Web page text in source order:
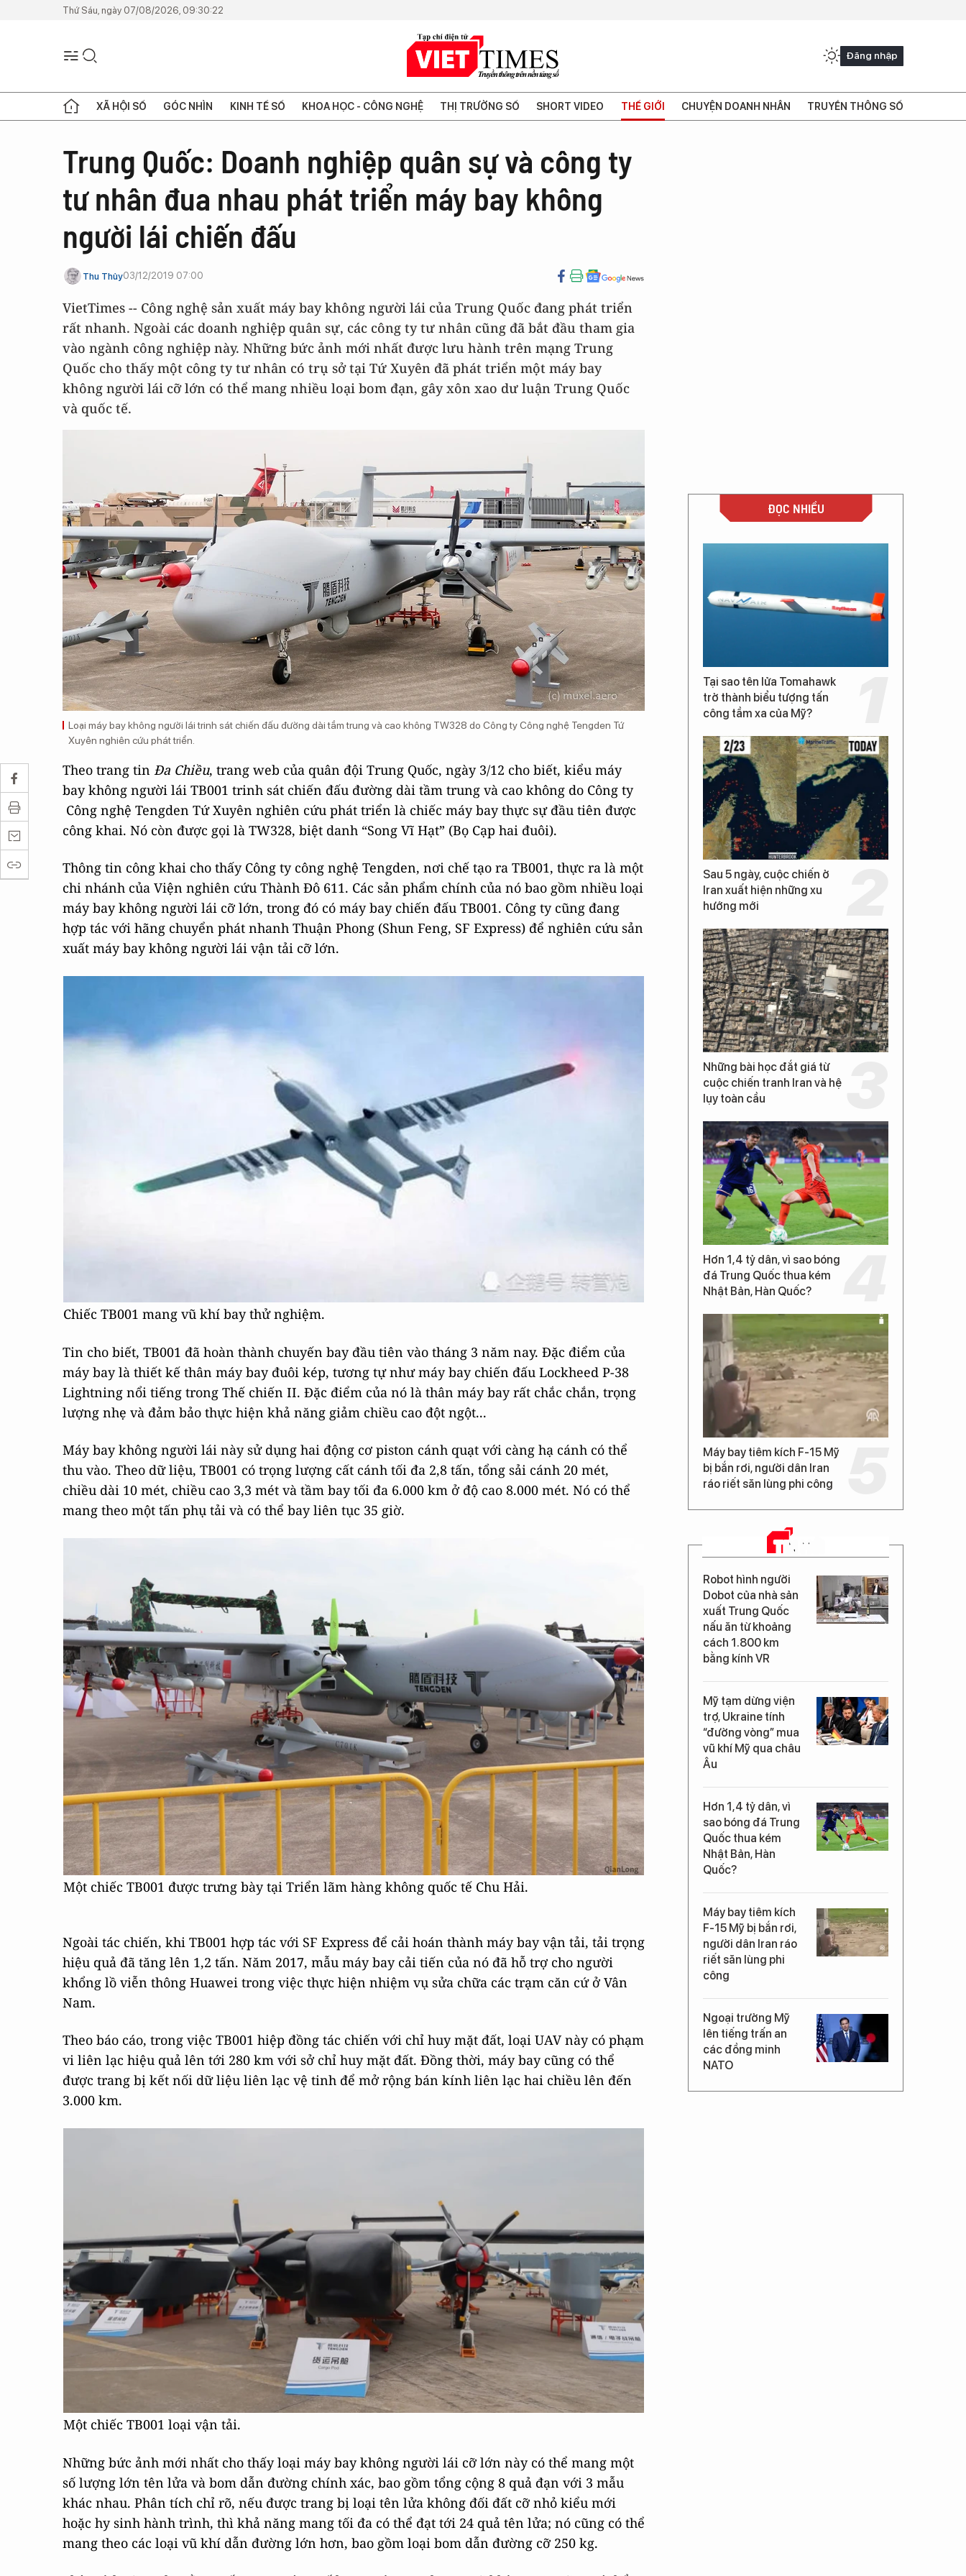
Thứ Sáu, ngày 07/08/2026, 09:30:22
Đăng nhập
XÃ HỘI SỐ GÓC NHÌN KINH TẾ SỐ KHOA HỌC - CÔNG NGHỆ THỊ TRƯỜNG SỐ SHORT VIDEO THẾ GIỚI CHUYỆN DOANH NHÂN TRUYỀN THÔNG SỐ
Trung Quốc: Doanh nghiệp quân sự và công ty
tư nhân đua nhau phát triển máy bay không
người lái chiến đấu
Thu Thủy03/12/2019 07:00
VietTimes -- Công nghệ sản xuất máy bay không người lái của Trung Quốc đang phát triển
rất nhanh. Ngoài các doanh nghiệp quân sự, các công ty tư nhân cũng đã bắt đầu tham gia
vào ngành công nghiệp này. Những bức ảnh mới nhất được lưu hành trên mạng Trung
Quốc cho thấy một công ty tư nhân có trụ sở tại Tứ Xuyên đã phát triển một máy bay
không người lái cỡ lớn có thể mang nhiều loại bom đạn, gây xôn xao dư luận Trung Quốc
và quốc tế.
Loại máy bay không người lái trinh sát chiến đấu đường dài tầm trung và cao không TW328 do Công ty Công nghệ Tengden Tứ
Xuyên nghiên cứu phát triển.
Theo trang tin Đa Chiều, trang web của quân đội Trung Quốc, ngày 3/12 cho biết, kiểu máy
bay không người lái TB001 trinh sát chiến đấu đường dài tầm trung và cao không do Công ty
Công nghệ Tengden Tứ Xuyên nghiên cứu phát triển là chiếc máy bay thực sự đầu tiên được
công khai. Nó còn được gọi là TW328, biệt danh “Song Vĩ Hạt” (Bọ Cạp hai đuôi).
Thông tin công khai cho thấy Công ty công nghệ Tengden, nơi chế tạo ra TB001, thực ra là một
chi nhánh của Viện nghiên cứu Thành Đô 611. Các sản phẩm chính của nó bao gồm nhiều loại
máy bay không người lái cỡ lớn, trong đó có máy bay chiến đấu TB001. Công ty cũng đang
hợp tác với hãng chuyển phát nhanh Thuận Phong (Shun Feng, SF Express) để nghiên cứu sản
xuất máy bay không người lái vận tải cỡ lớn.
Chiếc TB001 mang vũ khí bay thử nghiệm.
Tin cho biết, TB001 đã hoàn thành chuyến bay đầu tiên vào tháng 3 năm nay. Đặc điểm của
máy bay là thiết kế thân máy bay đuôi kép, tương tự như máy bay chiến đấu Lockheed P-38
Lightning nổi tiếng trong Thế chiến II. Đặc điểm của nó là thân máy bay rất chắc chắn, trọng
lượng nhẹ và đảm bảo thực hiện khả năng giảm chiều cao đột ngột...
Máy bay không người lái này sử dụng hai động cơ piston cánh quạt với càng hạ cánh có thể
thu vào. Theo dữ liệu, TB001 có trọng lượng cất cánh tối đa 2,8 tấn, tổng sải cánh 20 mét,
chiều dài 10 mét, chiều cao 3,3 mét và tầm bay tối đa 6.000 km ở độ cao 8.000 mét. Nó có thể
mang theo một tấn phụ tải và có thể bay liên tục 35 giờ.
Một chiếc TB001 được trưng bày tại Triển lãm hàng không quốc tế Chu Hải.
Ngoài tác chiến, khi TB001 hợp tác với SF Express để cải hoán thành máy bay vận tải, tải trọng
hiệu quả đã tăng lên 1,2 tấn. Năm 2017, mẫu máy bay cải tiến của nó đã hỗ trợ cho người
khổng lồ viễn thông Huawei trong việc thực hiện nhiệm vụ sửa chữa các trạm căn cứ ở Vân
Nam.
Theo báo cáo, trong việc TB001 hiệp đồng tác chiến với chỉ huy mặt đất, loại UAV này có phạm
vi liên lạc hiệu quả lên tới 280 km với sở chỉ huy mặt đất. Đồng thời, máy bay cũng có thể
được trang bị kết nối dữ liệu liên lạc vệ tinh để mở rộng bán kính liên lạc hai chiều lên đến
3.000 km.
Một chiếc TB001 loại vận tải.
Những bức ảnh mới nhất cho thấy loại máy bay không người lái cỡ lớn này có thể mang một
số lượng lớn tên lửa và bom dẫn đường chính xác, bao gồm tổng cộng 8 quả đạn với 3 mẫu
khác nhau. Phân tích chỉ rõ, nếu được trang bị loại tên lửa không đối đất cỡ nhỏ kiểu mới
hoặc hy sinh hành trình, thì khả năng mang tối đa có thể đạt tới 24 quả tên lửa; nó cũng có thể
mang theo các loại vũ khí dẫn đường lớn hơn, bao gồm loại bom dẫn đường cỡ 250 kg.
ĐỌC NHIỀU
Tại sao tên lửa Tomahawk
trở thành biểu tượng tấn
công tầm xa của Mỹ?
Sau 5 ngày, cuộc chiến ở
Iran xuất hiện những xu
hướng mới
Những bài học đắt giá từ
cuộc chiến tranh Iran và hệ
lụy toàn cầu
Hơn 1,4 tỷ dân, vì sao bóng
đá Trung Quốc thua kém
Nhật Bản, Hàn Quốc?
Máy bay tiêm kích F-15 Mỹ
bị bắn rơi, người dân Iran
ráo riết săn lùng phi công
TIN MỚI
Robot hình người
Dobot của nhà sản
xuất Trung Quốc
nấu ăn từ khoảng
cách 1.800 km
bằng kính VR
Mỹ tạm dừng viện
trợ, Ukraine tính
“đường vòng” mua
vũ khí Mỹ qua châu
Âu
Hơn 1,4 tỷ dân, vì
sao bóng đá Trung
Quốc thua kém
Nhật Bản, Hàn
Quốc?
Máy bay tiêm kích
F-15 Mỹ bị bắn rơi,
người dân Iran ráo
riết săn lùng phi
công
Ngoại trưởng Mỹ
lên tiếng trấn an
các đồng minh
NATO